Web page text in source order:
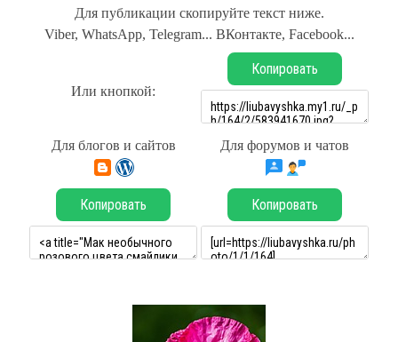
Для публикации скопируйте текст ниже.
Viber, WhatsApp, Telegram... ВКонтакте, Facebook...
Или кнопкой:
Копировать
Для блогов и сайтов Для форумов и чатов
Копировать Копировать